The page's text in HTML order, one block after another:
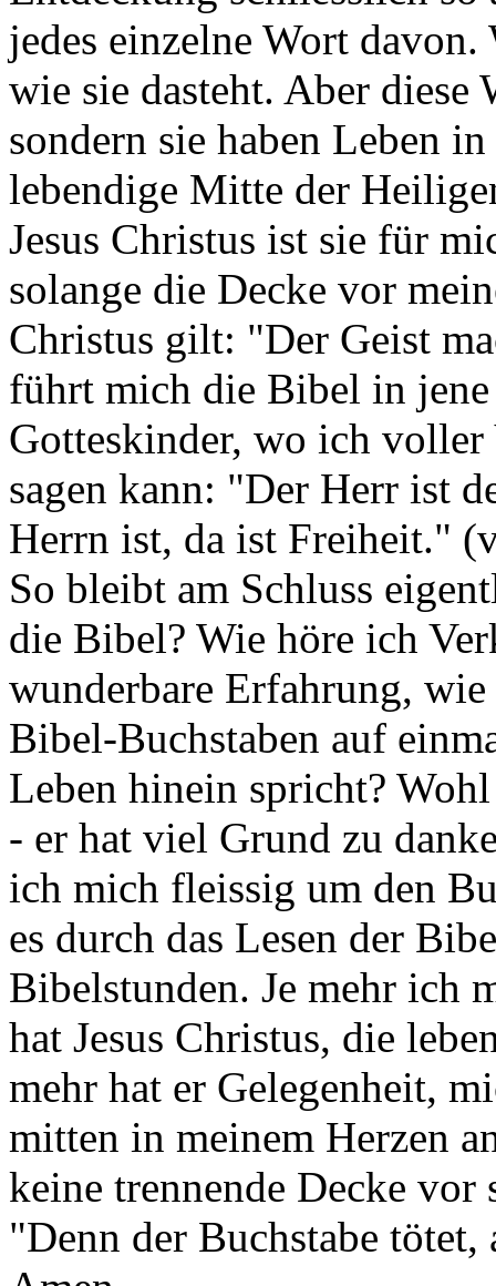
jedes einzelne Wort
wie sie dasteht. Aber diese
sondern sie haben Leben
lebendige Mitte der
Jesus Christus ist sie für
solange die Decke vor
Christus gilt: "Der Geist
führt mich die Bibel in
Gotteskinder, wo ich
sagen kann: "Der Herr ist
Herrn ist, da ist Freiheit."
So bleibt am Schluss
die Bibel? Wie höre ich
wunderbare Erfahrung,
Bibel-Buchstaben auf
Leben hinein spricht?
- er hat viel Grund zu
ich mich fleissig um den
es durch das Lesen der
Bibelstunden. Je mehr ich
hat Jesus Christus, die
mehr hat er Gelegenheit,
mitten in meinem Herzen
keine trennende Decke vor
"Denn der Buchstabe